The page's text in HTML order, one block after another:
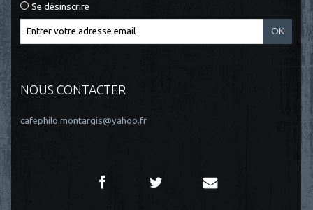
Se désinscrire
NOUS CONTACTER
cafephilo.montargis@yahoo.fr